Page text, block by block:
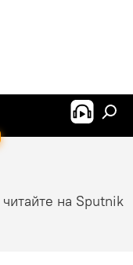
на Sputnik